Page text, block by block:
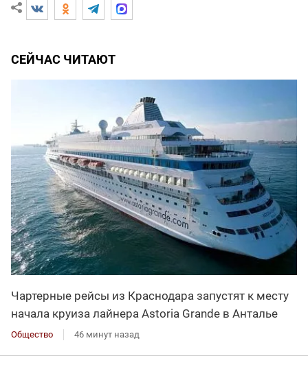
СЕЙЧАС ЧИТАЮТ
Чартерные рейсы из Краснодара запустят к месту
начала круиза лайнера Astoria Grande в Анталье
Общество 46 минут назад